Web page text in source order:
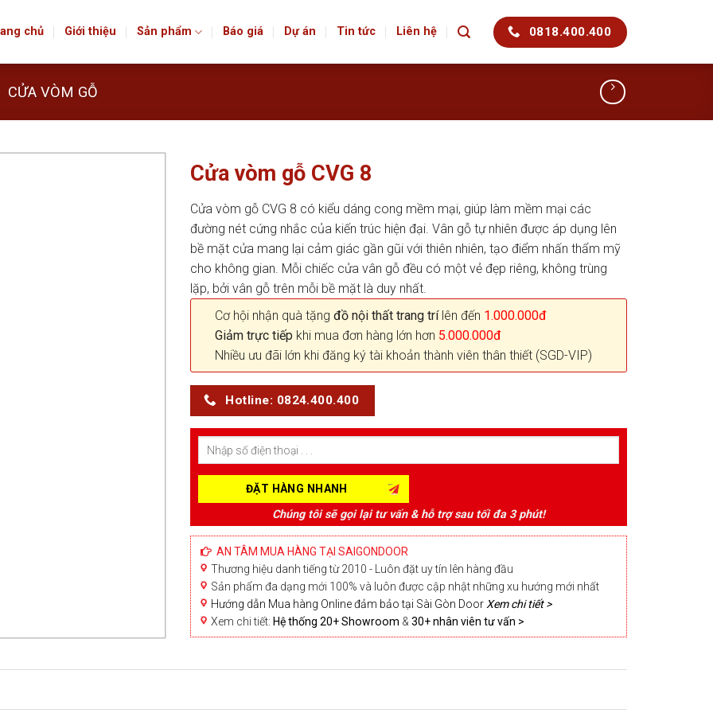
chủ Giới thiệu Sản phẩm Báo giá Dự án Tin tức Liên hệ 0818.400.400
CỬA VÒM GỖ
Cửa vòm gỗ CVG 8
Cửa vòm gỗ CVG 8 có kiểu dáng cong mềm mại, giúp làm mềm mại các
đường nét cứng nhắc của kiến trúc hiện đại. Vân gỗ tự nhiên được áp dụng lên
bề mặt cửa mang lại cảm giác gần gũi với thiên nhiên, tạo điểm nhấn thẩm mỹ
cho không gian. Mỗi chiếc cửa vân gỗ đều có một vẻ đẹp riêng, không trùng
lặp, bởi vân gỗ trên mỗi bề mặt là duy nhất.
Cơ hội nhận quà tặng đồ nội thất trang trílên đến 1.000.000đ
Giảm trực tiếp khi mua đơn hàng lớn hơn 5.000.000đ
Nhiều ưu đãi lớn khi đăng ký tài khoản thành viên thân thiết (SGD-VIP)
Hotline: 0824.400.400
Chúng tôi sẽ gọi lại tư vấn & hỗ trợ sau tối đa 3 phút!
AN TÂM MUA HÀNG TẠI SAIGONDOOR
Thương hiệu danh tiếng từ 2010 - Luôn đặt uy tín lên hàng đầu
Sản phẩm đa dạng mới 100% và luôn được cập nhật những xu hướng mới nhất
Hướng dẫn Mua hàng Online đảm bảo tại Sài Gòn Door Xem chi tiết >
Xem chi tiết: Hệ thống 20+ Showroom & 30+ nhân viên tư vấn >